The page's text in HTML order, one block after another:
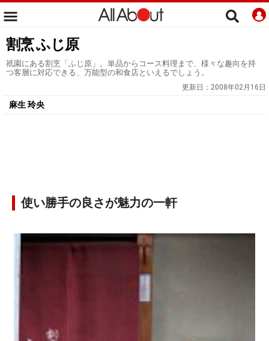
割烹 ふじ原
祇園にある割烹「ふじ原」。単品からコース料理まで、様々な趣向を持
つ客層に対応できる、万能型の和食店といえるでしょう。
更新日： 2008年02月16日
麻生 玲央
使い勝手の良さが魅力の一軒